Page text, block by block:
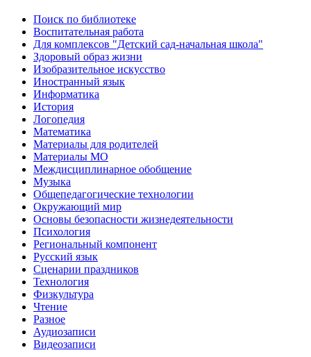
Поиск по библиотеке
Воспитательная работа
Для комплексов "Детский сад-начальная школа"
Здоровый образ жизни
Изобразительное искусство
Иностранный язык
Информатика
История
Логопедия
Математика
Материалы для родителей
Материалы МО
Междисциплинарное обобщение
Музыка
Общепедагогические технологии
Окружающий мир
Основы безопасности жизнедеятельности
Психология
Региональный компонент
Русский язык
Сценарии праздников
Технология
Физкультура
Чтение
Разное
Аудиозаписи
Видеозаписи